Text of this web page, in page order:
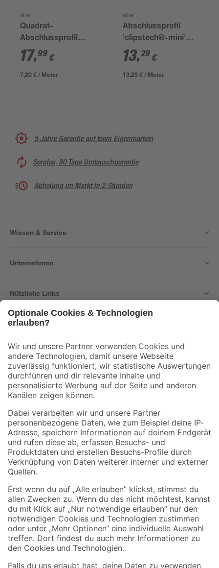
alfer
Quadrat-
Abschlussprofil
Aluminium 2500 x
19,5 x 8 mm
17,99 €
7,20 € / Meter
alfer
Abschlussprofil
'clipstech®-mini'
Aluminium silber 1000
x 19,5 mm
13,29 €
13,29 € / Meter
5 Jahre Garantie auf toom Eigenmarken
Sorglos, 90 Tage Umtauschgarantie
Abholung im Markt in 2 Stunden
Wissen & Service
Unternehmen
Nützliche Links
Der toom Newsletter: Keine Angebote und Aktionen mehr verpassen!
Zur Newsletter Anmeldung
Folge uns
Zahlungsarten Versandarten
Sicher einkaufen
Jetzt die toom-App herunterladen